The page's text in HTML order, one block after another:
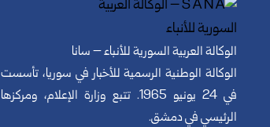
الوكالة العربية السورية للأنباء – سانا
الوكالة الوطنية الرسمية للأخبار في سوريا، تأسست
في 24 يونيو 1965. تتبع وزارة الإعلام، ومركزها
الرئيسي في دمشق.